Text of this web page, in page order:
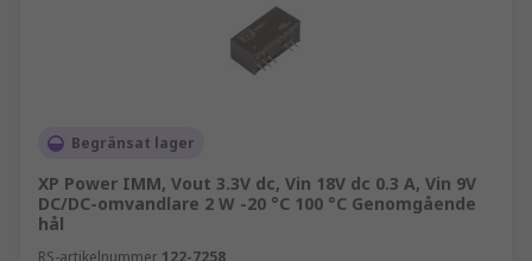
Begränsat lager
XP Power IMM, Vout 3.3V dc, Vin 18V dc 0.3 A, Vin 9V
DC/DC-omvandlare 2 W -20 °C 100 °C Genomgående
hål
RS-artikelnummer 122-7258